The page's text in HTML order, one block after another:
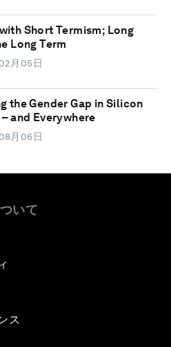
Short Termism; Long
Long Term
月05日
the Gender Gap in Silicon
and Everywhere
月06日
いて
ス